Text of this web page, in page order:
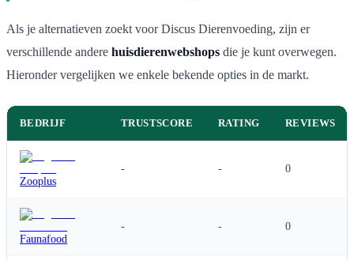
Als je alternatieven zoekt voor Discus Dierenvoeding, zijn er
verschillende andere huisdierenwebshops die je kunt overwegen.
Hieronder vergelijken we enkele bekende opties in de markt.
BEDRIJF TRUSTSCORE RATING REVIEWS
Zooplus
- - 0
Faunafood
- - 0